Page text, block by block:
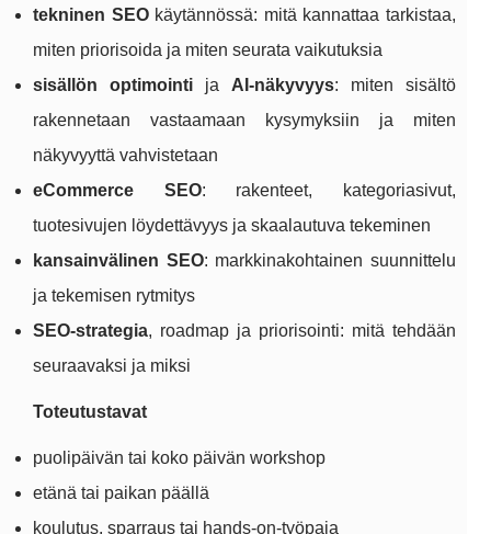
tekninen SEOkäytännössä: mitä kannattaa tarkistaa,
miten priorisoida ja miten seurata vaikutuksia
sisällön optimointija AI-näkyvyys: miten sisältö
rakennetaan vastaamaan kysymyksiin ja miten
näkyvyyttä vahvistetaan
eCommerce SEO: rakenteet, kategoriasivut,
tuotesivujen löydettävyys ja skaalautuva tekeminen
kansainvälinen SEO: markkinakohtainen suunnittelu
ja tekemisen rytmitys
SEO-strategia, roadmap ja priorisointi: mitä tehdään
seuraavaksi ja miksi
Toteutustavat
puolipäivän tai koko päivän workshop
etänä tai paikan päällä
koulutus, sparraus tai hands-on-työpaja